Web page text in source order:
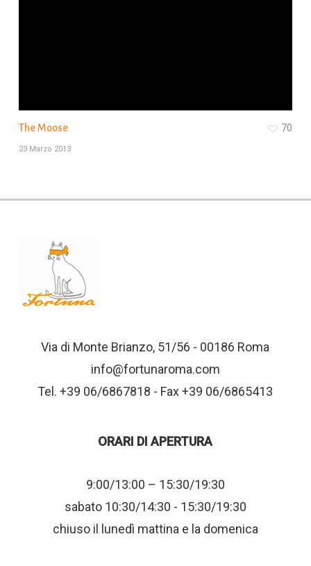
The Moose
23 Marzo 2013
70
Via di Monte Brianzo, 51/56 - 00186 Roma
info@fortunaroma.com
Tel. +39 06/6867818 - Fax +39 06/6865413
ORARI DI APERTURA
9:00/13:00 – 15:30/19:30
sabato 10:30/14:30 - 15:30/19:30
chiuso il lunedì mattina e la domenica